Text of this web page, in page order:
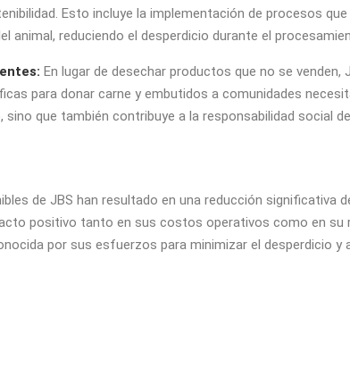
Esto incluye la implementación de procesos
animal, reduciendo el desperdicio durante el
En lugar de desechar productos que no se venden,
para donar carne y embutidos a comunidades
sino que también contribuye a la responsabilidad social
de JBS han resultado en una reducción significativa
positivo tanto en sus costos operativos como en su
por sus esfuerzos para minimizar el desperdicio y